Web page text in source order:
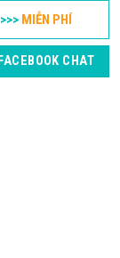
MIỄN PHÍ
FACEBOOK CHAT